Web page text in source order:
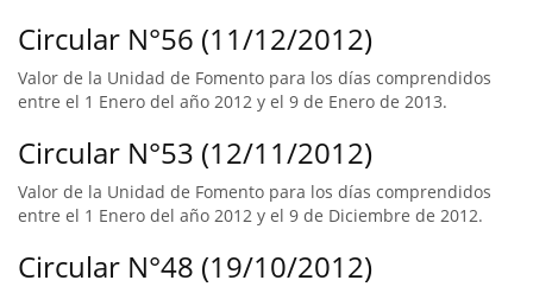
Circular N°56 (11/12/2012)
Valor de la Unidad de Fomento para los días comprendidos
entre el 1 Enero del año 2012 y el 9 de Enero de 2013.
Circular N°53 (12/11/2012)
Valor de la Unidad de Fomento para los días comprendidos
entre el 1 Enero del año 2012 y el 9 de Diciembre de 2012.
Circular N°48 (19/10/2012)